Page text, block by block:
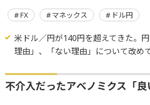
FX マネックス ドル円
米ドル／円が140円を超えてきた。
理由」、「ない理由」について改め
不介入だったアベノミクス「良